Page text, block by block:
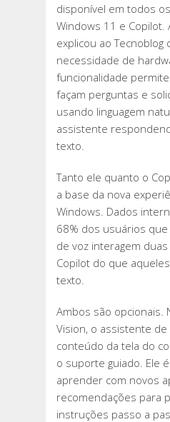
disponível em todos
Windows 11 e Copilot.
explicou ao Tecnoblog
necessidade de
funcionalidade
façam perguntas e
usando linguagem
assistente
texto.
Tanto ele quanto o
a base da nova
Windows. Dados
68% dos usuários
de voz interagem
Copilot do que
texto.
Ambos são opcionais.
Vision, o assistente de
conteúdo da tela do
o suporte guiado. Ele
aprender com novos
recomendações para
instruções passo a